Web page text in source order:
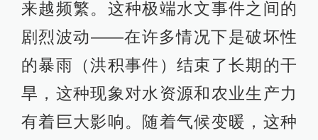
来越频繁。这种极端水文事件之间的
剧烈波动——在许多情况下是破坏性
的暴雨（洪积事件）结束了长期的干
旱，这种现象对水资源和农业生产力
有着巨大影响。随着气候变暖，这种